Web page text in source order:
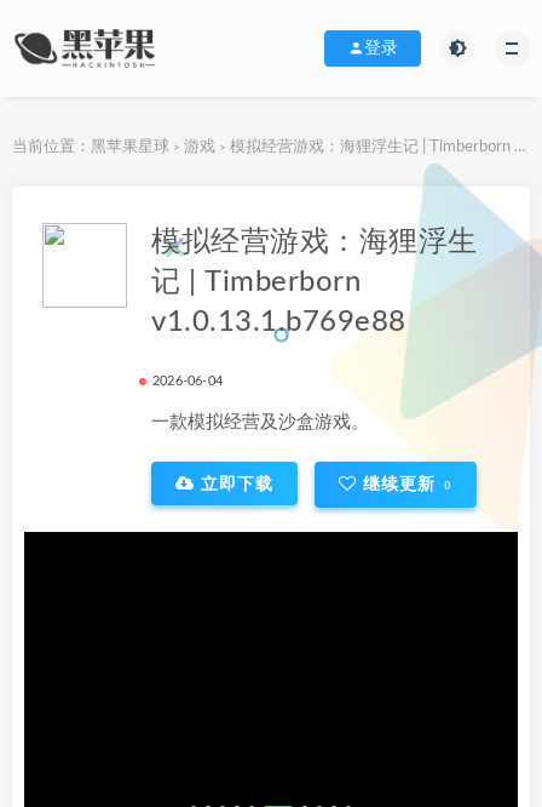
登录
当前位置： 黑苹果星球 > 游戏 > 模拟经营游戏：海狸浮生记 | Timberborn v1.0.13.1.b769e88
模拟经营游戏：海狸浮生
记 | Timberborn
v1.0.13.1.b769e88
2026-06-04
一款模拟经营及沙盒游戏。
立即下载 继续更新 0